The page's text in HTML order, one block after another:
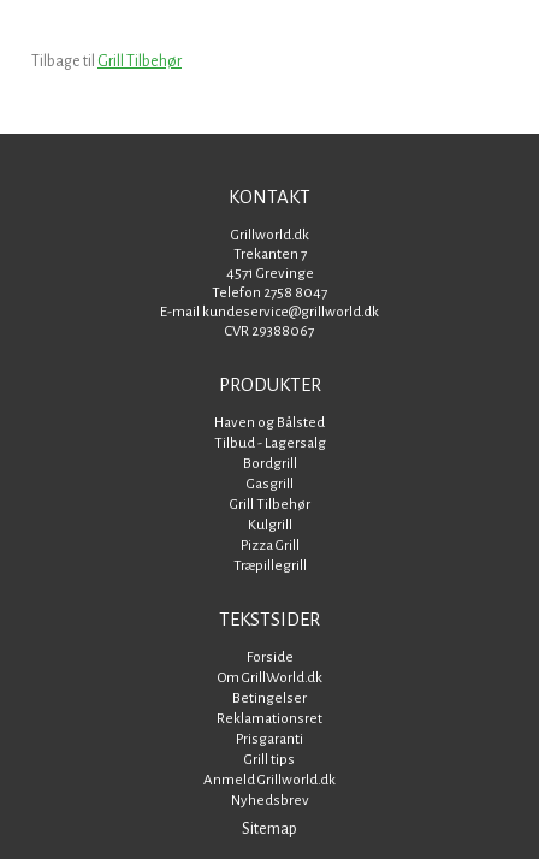
Tilbage til Grill Tilbehør
KONTAKT
Grillworld.dk
Trekanten 7
4571 Grevinge
Telefon 2758 8047
E-mail kundeservice@grillworld.dk
CVR 29388067
PRODUKTER
Haven og Bålsted
Tilbud - Lagersalg
Bordgrill
Gasgrill
Grill Tilbehør
Kulgrill
Pizza Grill
Træpillegrill
TEKSTSIDER
Forside
Om GrillWorld.dk
Betingelser
Reklamationsret
Prisgaranti
Grill tips
Anmeld Grillworld.dk
Nyhedsbrev
Sitemap